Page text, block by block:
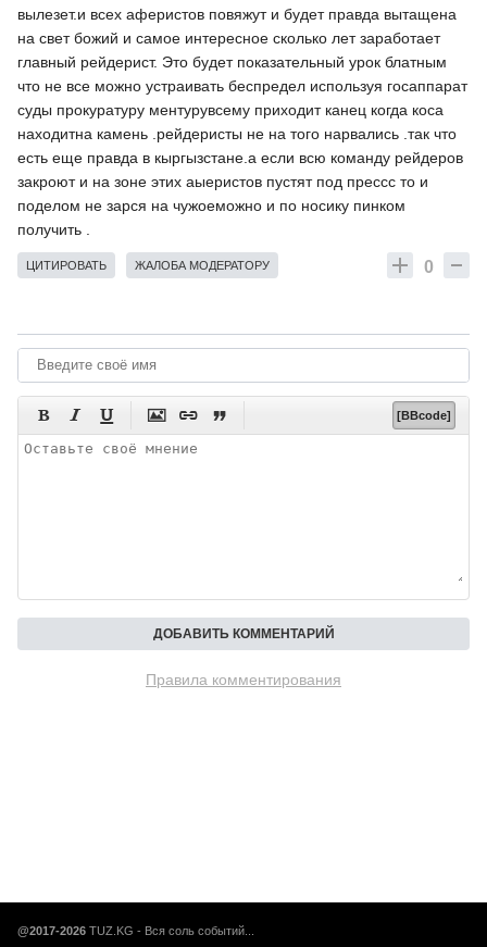
вылезет.и всех аферистов повяжут и будет правда вытащена
на свет божий и самое интересное сколько лет заработает
главный рейдерист. Это будет показательный урок блатным
что не все можно устраивать беспредел используя госаппарат
суды прокуратуру ментурувсему приходит канец когда коса
находитна камень .рейдеристы не на того нарвались .так что
есть еще правда в кыргызстане.а если всю команду рейдеров
закроют и на зоне этих аыеристов пустят под прессс то и
поделом не зарся на чужоеможно и по носику пинком
получить .
0
ЦИТИРОВАТЬ ЖАЛОБА МОДЕРАТОРУ
      [BBcode]
Правила комментирования
@2017-2026 TUZ.KG - Вся соль событий...